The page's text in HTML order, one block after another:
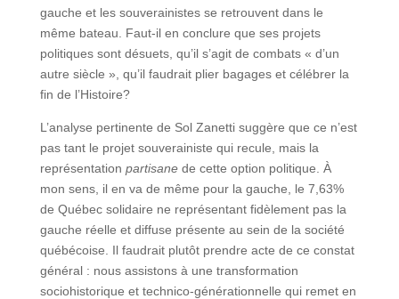
gauche et les souverainistes se retrouvent dans le
même bateau. Faut-il en conclure que ses projets
politiques sont désuets, qu’il s’agit de combats « d’un
autre siècle », qu’il faudrait plier bagages et célébrer la
fin de l’Histoire?
L’analyse pertinente de Sol Zanetti suggère que ce n’est
pas tant le projet souverainiste qui recule, mais la
représentation partisanede cette option politique. À
mon sens, il en va de même pour la gauche, le 7,63%
de Québec solidaire ne représentant fidèlement pas la
gauche réelle et diffuse présente au sein de la société
québécoise. Il faudrait plutôt prendre acte de ce constat
général : nous assistons à une transformation
sociohistorique et technico-générationnelle qui remet en